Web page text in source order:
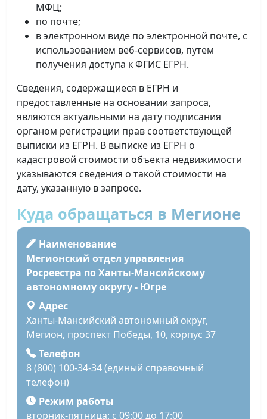
МФЦ;
по почте;
в электронном виде по электронной почте, с
использованием веб-сервисов, путем
получения доступа к ФГИС ЕГРН.
Сведения, содержащиеся в ЕГРН и
предоставленные на основании запроса,
являются актуальными на дату подписания
органом регистрации прав соответствующей
выписки из ЕГРН. В выписке из ЕГРН о
кадастровой стоимости объекта недвижимости
указываются сведения о такой стоимости на
дату, указанную в запросе.
Куда обращаться в Мегионе
Наименование
Мегионский отдел управления
Росреестра по Ханты-Мансийскому
автономному округу - Югре
Адрес
Ханты-Мансийский автономный округ,
Мегион, проспект Победы, 10, корпус 37
Телефон
8 (800) 100-34-34 (единый справочный
телефон)
Режим работы
вторник-пятница: с 09:00 до 17:00